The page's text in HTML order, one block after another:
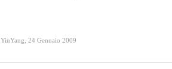
YinYang 24 Gennaio 2009